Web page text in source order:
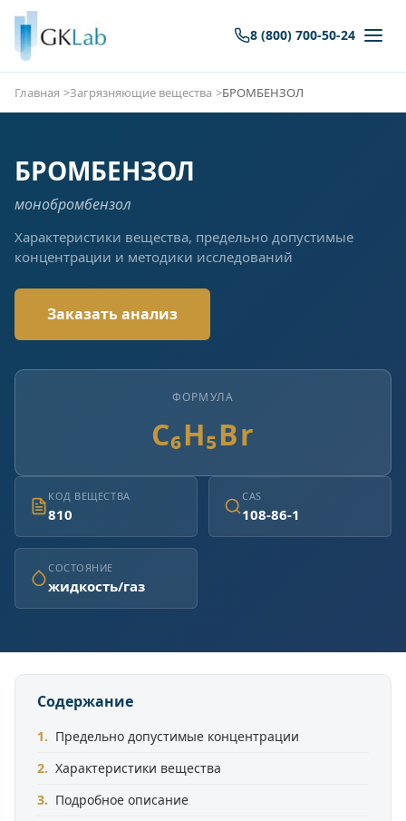
8 (800) 700-50-24
Главная Загрязняющие вещества БРОМБЕНЗОЛ
БРОМБЕНЗОЛ
монобромбензол
Характеристики вещества, предельно допустимые
концентрации и методики исследований
Заказать анализ
ФОРМУЛА
C₆H₅Br
КОД ВЕЩЕСТВА
810
CAS
108-86-1
СОСТОЯНИЕ
жидкость/газ
Содержание
Предельно допустимые концентрации
Характеристики вещества
Подробное описание